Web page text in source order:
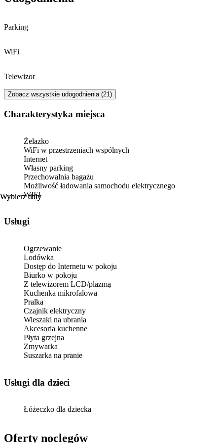
· Na życzenie łóżeczko dziecięce (prosimy o informację przy
Wybierz daty
Oferty noclegów
Wybierz daty
Parking
WiFi
Telewizor
Zobacz wszystkie udogodnienia (21)
Charakterystyka miejsca
Żelazko
WiFi w przestrzeniach wspólnych
Internet
Własny parking
Przechowalnia bagażu
Możliwość ładowania samochodu elektrycznego
WIFI
Usługi
Ogrzewanie
Lodówka
Dostęp do Internetu w pokoju
Biurko w pokoju
Z telewizorem LCD/plazmą
Kuchenka mikrofalowa
Pralka
Czajnik elektryczny
Wieszaki na ubrania
Akcesoria kuchenne
Płyta grzejna
Zmywarka
Suszarka na pranie
usługi dla dzieci
Łóżeczko dla dziecka